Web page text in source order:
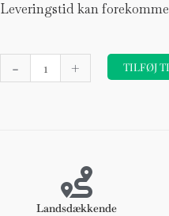
Leveringstid kan
- + TILFØJ
Landsdækkende